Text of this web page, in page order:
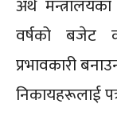
अर्थ
वर्षको बजेट
प्रभावकारी
निकायहरूलाई